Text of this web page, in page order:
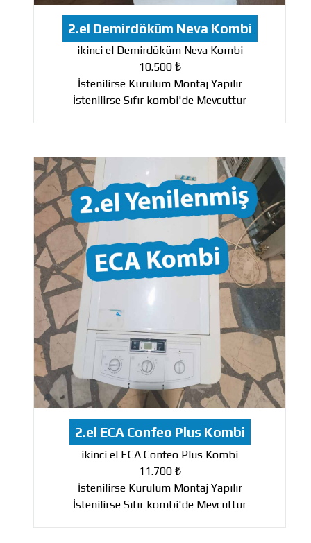
2.el Demirdöküm Neva Kombi
ikinci el Demirdöküm Neva Kombi
10.500 ₺
İstenilirse Kurulum Montaj Yapılır
İstenilirse Sıfır kombi'de Mevcuttur
2.el ECA Confeo Plus Kombi
ikinci el ECA Confeo Plus Kombi
11.700 ₺
İstenilirse Kurulum Montaj Yapılır
İstenilirse Sıfır kombi'de Mevcuttur